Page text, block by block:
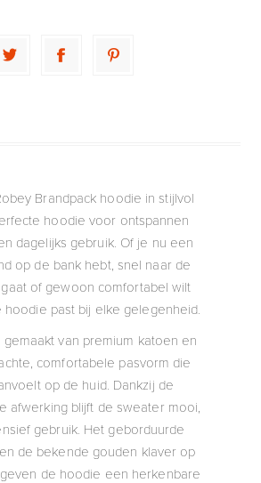
Brandpack hoodie in stijlvol
hoodie voor ontspannen
dagelijks gebruik. Of je nu een
op de bank hebt, snel naar de
of gewoon comfortabel wilt
hoodie past bij elke gelegenheid.
van premium katoen en
comfortabele pasvorm die
op de huid. Dankzij de
afwerking blijft de sweater mooi,
gebruik. Het geborduurde
de bekende gouden klaver op
de hoodie een herkenbare